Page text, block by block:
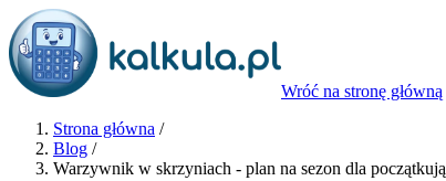
Wróć na stronę główną
Strona główna /
Blog /
Warzywnik w skrzyniach - plan na sezon dla